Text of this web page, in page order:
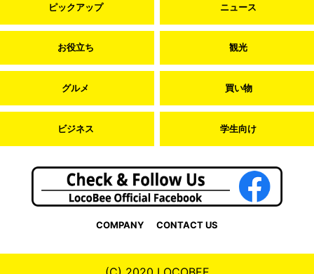
ピックアップ ニュース
お役立ち 観光
グルメ 買い物
ビジネス 学生向け
COMPANY CONTACT US